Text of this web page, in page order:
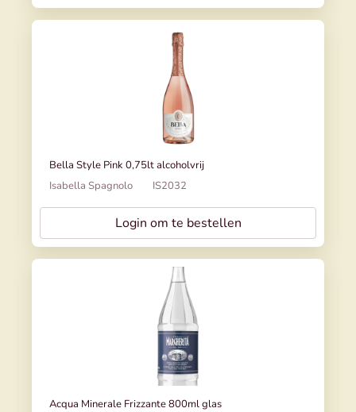
Bella Style Pink 0,75lt alcoholvrij
Isabella Spagnolo
IS2032
Login om te bestellen
Acqua Minerale Frizzante 800ml glas